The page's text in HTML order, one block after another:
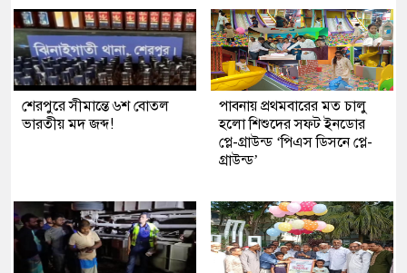
শেরপুরে সীমান্তে ৬শ বোতল
ভারতীয় মদ জব্দ!
পাবনায় প্রথমবারের মত চালু
হলো শিশুদের সফট ইনডোর
প্লে-গ্রাউন্ড ‘পিএস ডিসনে প্লে-
গ্রাউন্ড’